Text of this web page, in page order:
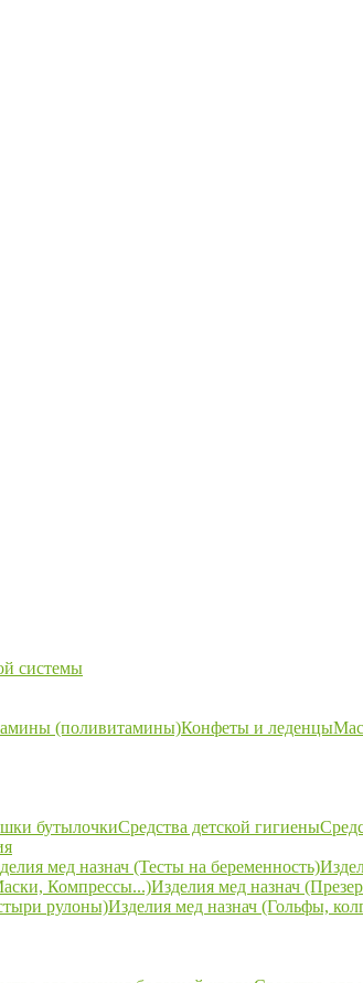
системы
(поливитамины)Конфеты и леденцы
бутылочкиСредства детской гигиены
мед назнач (Тесты на беременность)
Компрессы...)Изделия мед назнач
рулоны)Изделия мед назнач (Гольфы,